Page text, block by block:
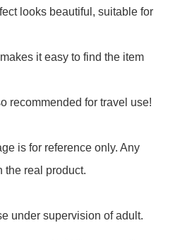
looks beautiful, suitable for
it easy to find the item
recommended for travel use!
is for reference only. Any
the real product.
under supervision of adult.